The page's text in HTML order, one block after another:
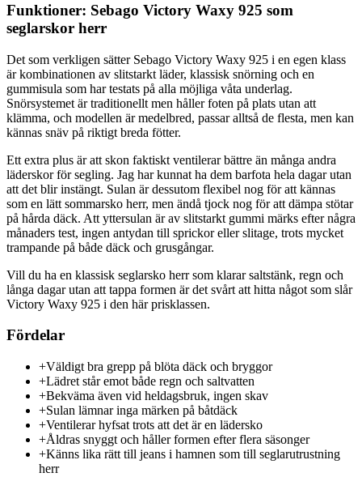
Funktioner: Sebago Victory Waxy 925 som
seglarskor herr
Det som verkligen sätter Sebago Victory Waxy 925 i en egen klass
är kombinationen av slitstarkt läder, klassisk snörning och en
gummisula som har testats på alla möjliga våta underlag.
Snörsystemet är traditionellt men håller foten på plats utan att
klämma, och modellen är medelbred, passar alltså de flesta, men kan
kännas snäv på riktigt breda fötter.
Ett extra plus är att skon faktiskt ventilerar bättre än många andra
läderskor för segling. Jag har kunnat ha dem barfota hela dagar utan
att det blir instängt. Sulan är dessutom flexibel nog för att kännas
som en lätt sommarsko herr, men ändå tjock nog för att dämpa stötar
på hårda däck. Att yttersulan är av slitstarkt gummi märks efter några
månaders test, ingen antydan till sprickor eller slitage, trots mycket
trampande på både däck och grusgångar.
Vill du ha en klassisk seglarsko herr som klarar saltstänk, regn och
långa dagar utan att tappa formen är det svårt att hitta något som slår
Victory Waxy 925 i den här prisklassen.
Fördelar
+Väldigt bra grepp på blöta däck och bryggor
+Lädret står emot både regn och saltvatten
+Bekväma även vid heldagsbruk, ingen skav
+Sulan lämnar inga märken på båtdäck
+Ventilerar hyfsat trots att det är en lädersko
+Åldras snyggt och håller formen efter flera säsonger
+Känns lika rätt till jeans i hamnen som till seglarutrustning
herr